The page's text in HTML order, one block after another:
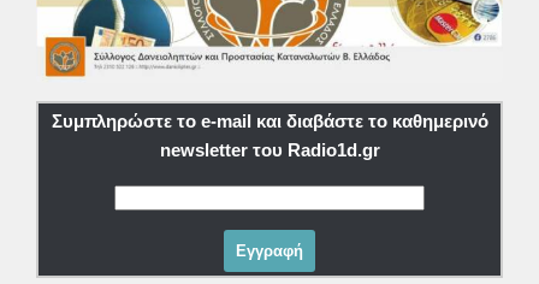
Συμπληρώστε το e-mail και διαβάστε το καθημερινό
newsletter του Radio1d.gr